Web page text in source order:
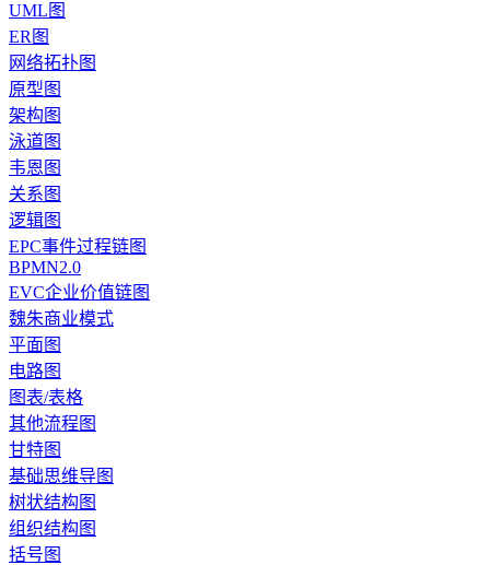
UML图
ER图
网络拓扑图
原型图
架构图
泳道图
韦恩图
关系图
逻辑图
EPC事件过程链图
BPMN2.0
EVC企业价值链图
魏朱商业模式
平面图
电路图
图表/表格
其他流程图
甘特图
基础思维导图
树状结构图
组织结构图
括号图